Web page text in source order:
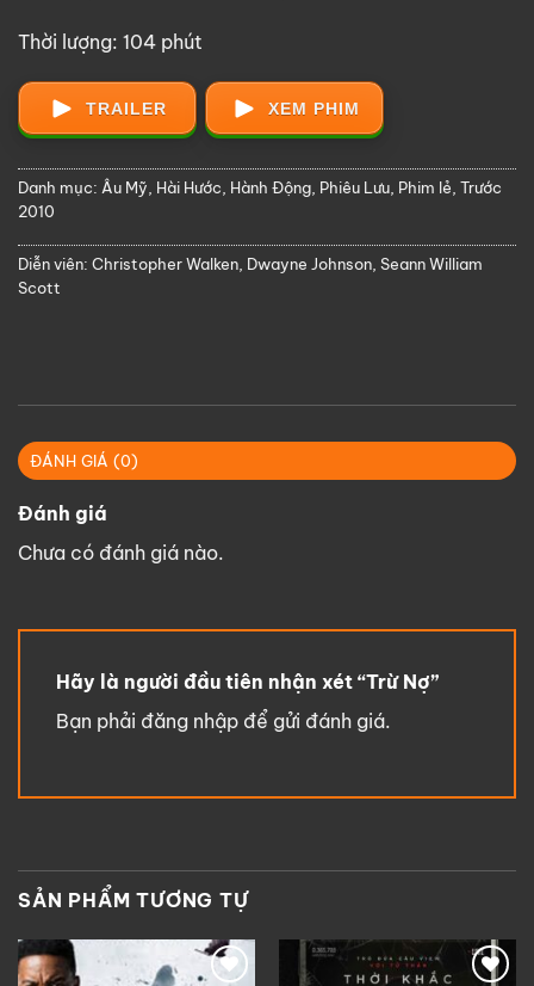
Thời lượng: 104 phút
TRAILER XEM PHIM
Danh mục: Âu Mỹ, Hài Hước, Hành Động, Phiêu Lưu, Phim lẻ, Trước
2010
Diễn viên: Christopher Walken Dwayne Johnson Seann William
Scott
ĐÁNH GIÁ (0)
Đánh giá
Chưa có đánh giá nào.
Hãy là người đầu tiên nhận xét “Trừ Nợ”
Bạn phải đăng nhập để gửi đánh giá.
SẢN PHẨM TƯƠNG TỰ